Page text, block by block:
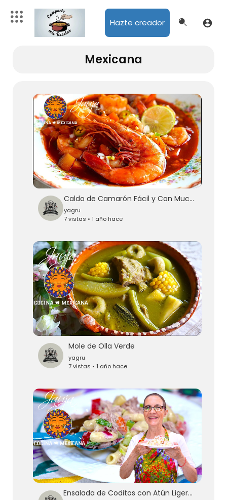
Hazte creador
Mexicana
Caldo de Camarón Fácil y Con Mucho Sabor
yagru
7 vistas • 1 año hace
Mole de Olla Verde
yagru
7 vistas • 1 año hace
Ensalada de Coditos con Atún Ligera y Fresca